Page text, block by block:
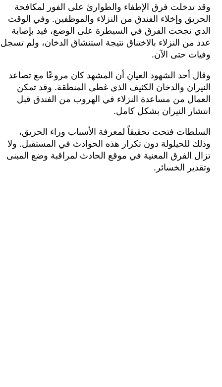
فرق الإطفاء والطوارئ على الفور لمكافحة
وإخلاء الفندق من النزلاء والموظفين. وفي الوقت
نجحت الفرق في السيطرة على الوضع، فيد بإصابة
النزلاء بالاختناق نتيجة استنشاق الدخان، ولم تسجل
حتى الآن.
أحد الشهود العيانِ أن المشهد كان مروعًا مع تصاعد
والدخان الكثيف الذي غطى المنطقة. وقد تمكن
من مساعدة النزلاء في الهروب من الفندق قبل
النيران بشكل كامل.
فتحت تحقيقاً لمعرفة الأسباب وراء الحريق،
للحيلولة دون تكرار هذه الحوادث في المستقبل. ولا
الفرق المعنية في موقع الحادث لمراقبة وضع المبنى
الخسائر.